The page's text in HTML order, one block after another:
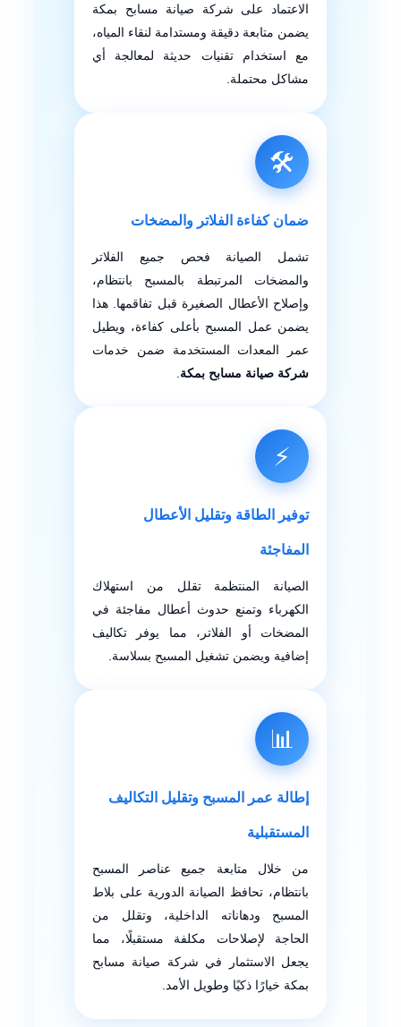
الاعتماد على شركة صيانة مسابح بمكة
يضمن متابعة دقيقة ومستدامة لنقاء المياه،
مع استخدام تقنيات حديثة لمعالجة أي
مشاكل محتملة.
🛠️
ضمان كفاءة الفلاتر والمضخات
تشمل الصيانة فحص جميع الفلاتر
والمضخات المرتبطة بالمسبح بانتظام،
وإصلاح الأعطال الصغيرة قبل تفاقمها. هذا
يضمن عمل المسبح بأعلى كفاءة، ويطيل
عمر المعدات المستخدمة ضمن خدمات
شركة صيانة مسابح بمكة.
⚡
توفير الطاقة وتقليل الأعطال
المفاجئة
الصيانة المنتظمة تقلل من استهلاك
الكهرباء وتمنع حدوث أعطال مفاجئة في
المضخات أو الفلاتر، مما يوفر تكاليف
إضافية ويضمن تشغيل المسبح بسلاسة.
📊
إطالة عمر المسبح وتقليل التكاليف
المستقبلية
من خلال متابعة جميع عناصر المسبح
بانتظام، تحافظ الصيانة الدورية على بلاط
المسبح ودهاناته الداخلية، وتقلل من
الحاجة لإصلاحات مكلفة مستقبلًا، مما
يجعل الاستثمار في شركة صيانة مسابح
بمكة خيارًا ذكيًا وطويل الأمد.